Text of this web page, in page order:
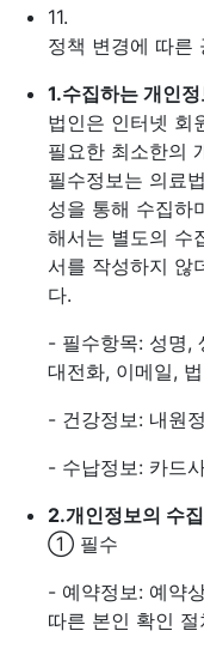
11.
정책 변경에 따른
1.수집하는 개인
법인은 인터넷 회
필요한 최소한의
필수정보는 의료
성을 통해 수집하
해서는 별도의 수
서를 작성하지 않
다.
- 필수항목: 성명,
대전화, 이메일,
- 건강정보: 내원
- 수납정보: 카드
2.개인정보의 수
① 필수
- 예약정보: 예약
따른 본인 확인